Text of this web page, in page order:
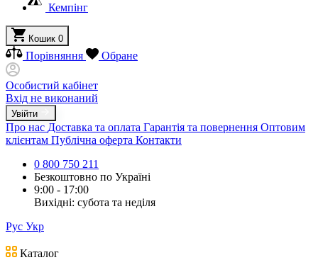
Кемпінг
Кошик 0
Порівняння Обране
Особистий кабінет
Вхід не виконаний
Увійти
Про нас Доставка та оплата Гарантія та повернення Оптовим
клієнтам Публічна оферта Контакти
0 800 750 211
Безкоштовно по Україні
9:00 - 17:00
Вихідні: субота та неділя
Рус Укр
Каталог